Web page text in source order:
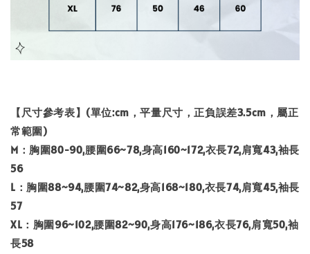
【尺寸參考表】(單位:cm，平量尺寸，正負誤差3.5cm，屬正
常範圍)
M：胸圍80-90,腰圍66~78,身高160~172,衣長72,肩寬43,袖長
56
L：胸圍88~94,腰圍74~82,身高168~180,衣長74,肩寬45,袖長
57
XL：胸圍96~102,腰圍82~90,身高176~186,衣長76,肩寬50,袖
長58